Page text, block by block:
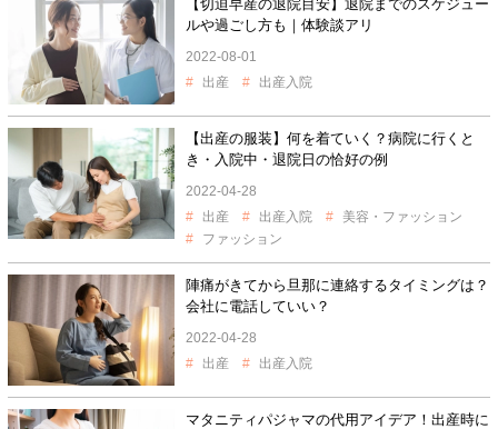
【切迫早産の退院目安】退院までのスケジュー
ルや過ごし方も｜体験談アリ
2022-08-01
出産
出産入院
【出産の服装】何を着ていく？病院に行くと
き・入院中・退院日の恰好の例
2022-04-28
出産
出産入院
美容・ファッション
ファッション
陣痛がきてから旦那に連絡するタイミングは？
会社に電話していい？
2022-04-28
出産
出産入院
マタニティパジャマの代用アイデア！出産時に